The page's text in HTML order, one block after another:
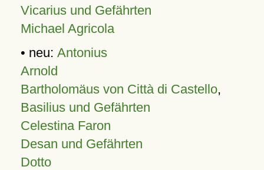
Vicarius und Gefährten
Michael Agricola
• neu: Antonius
Arnold
Bartholomäus von Città di Castello,
Basilius und Gefährten
Celestina Faron
Desan und Gefährten
Dotto